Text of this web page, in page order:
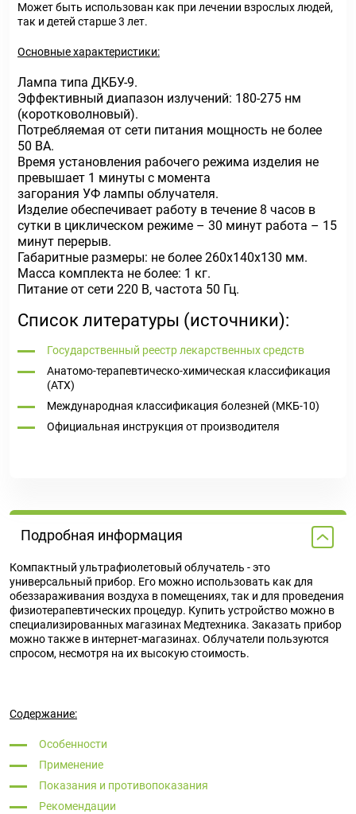
Может быть использован как при лечении взрослых людей,
так и детей старше 3 лет.
Основные характеристики:
Лампа типа ДКБУ-9.
Эффективный диапазон излучений: 180-275 нм
(коротковолновый).
Потребляемая от сети питания мощность не более
50 ВА.
Время установления рабочего режима изделия не
превышает 1 минуты с момента
загорания УФ лампы облучателя.
Изделие обеспечивает работу в течение 8 часов в
сутки в циклическом режиме – 30 минут работа – 15
минут перерыв.
Габаритные размеры: не более 260х140х130 мм.
Масса комплекта не более: 1 кг.
Питание от сети 220 В, частота 50 Гц.
Список литературы (источники):
Государственный реестр лекарственных средств
Анатомо-терапевтическо-химическая классификация
(ATX)
Международная классификация болезней (МКБ-10)
Официальная инструкция от производителя
Подробная информация
Компактный ультрафиолетовый облучатель - это
универсальный прибор. Его можно использовать как для
обеззараживания воздуха в помещениях, так и для проведения
физиотерапевтических процедур. Купить устройство можно в
специализированных магазинах Медтехника. Заказать прибор
можно также в интернет-магазинах. Облучатели пользуются
спросом, несмотря на их высокую стоимость.
Содержание:
Особенности
Применение
Показания и противопоказания
Рекомендации